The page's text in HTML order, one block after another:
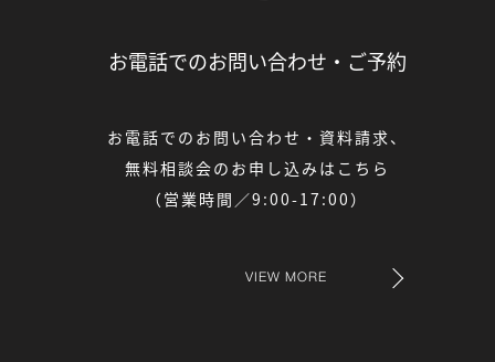
お電話でのお問い合わせ・ ご予約
お電話でのお問い合わせ・資料請求、
無料相談会のお申し込みはこちら
（営業時間／9:00-17:00）
VIEW MORE